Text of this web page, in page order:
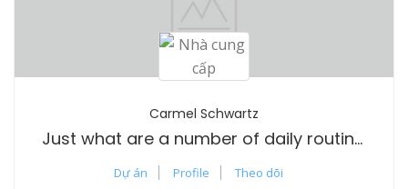
Carmel Schwartz
Just what are a number of daily routines to maintain good health?
Dự án Profile Theo dõi